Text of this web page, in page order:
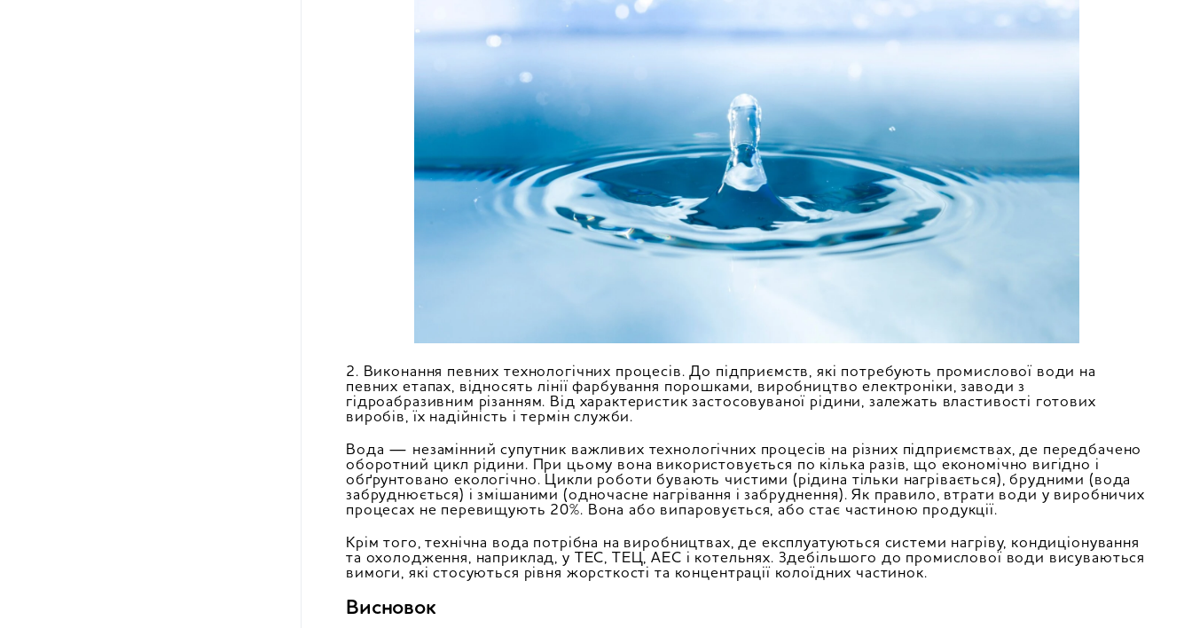
2. Виконання певних технологічних процесів. До підприємств, які потребують промислової води на
певних етапах, відносять лінії фарбування порошками, виробництво електроніки, заводи з
гідроабразивним різанням. Від характеристик застосовуваної рідини, залежать властивості готових
виробів, їх надійність і термін служби.
Вода — незамінний супутник важливих технологічних процесів на різних підприємствах, де передбачено
оборотний цикл рідини. При цьому вона використовується по кілька разів, що економічно вигідно і
обґрунтовано екологічно. Цикли роботи бувають чистими (рідина тільки нагрівається), брудними (вода
забруднюється) і змішаними (одночасне нагрівання і забруднення). Як правило, втрати води у виробничих
процесах не перевищують 20%. Вона або випаровується, або стає частиною продукції.
Крім того, технічна вода потрібна на виробництвах, де експлуатуються системи нагріву, кондиціонування
та охолодження, наприклад, у ТЕС, ТЕЦ, АЕС і котельнях. Здебільшого до промислової води висуваються
вимоги, які стосуються рівня жорсткості та концентрації колоїдних частинок.
Висновок